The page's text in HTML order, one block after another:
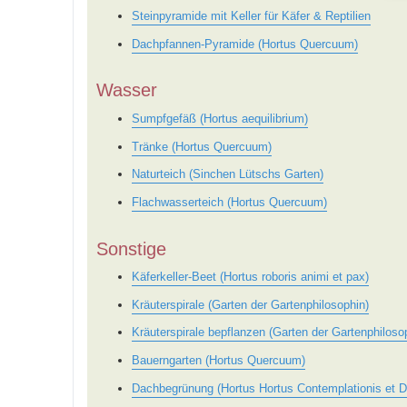
Steinpyramide mit Keller für Käfer & Reptilien
Dachpfannen-Pyramide (Hortus Quercuum)
Wasser
Sumpfgefäß (Hortus aequilibrium)
Tränke (Hortus Quercuum)
Naturteich (Sinchen Lütschs Garten)
Flachwasserteich (Hortus Quercuum)
Sonstige
Käferkeller-Beet (Hortus roboris animi et pax)
Kräuterspirale (Garten der Gartenphilosophin)
Kräuterspirale bepflanzen (Garten der
Bauerngarten (Hortus Quercuum)
Dachbegrünung (Hortus Hortus Contemplationis et